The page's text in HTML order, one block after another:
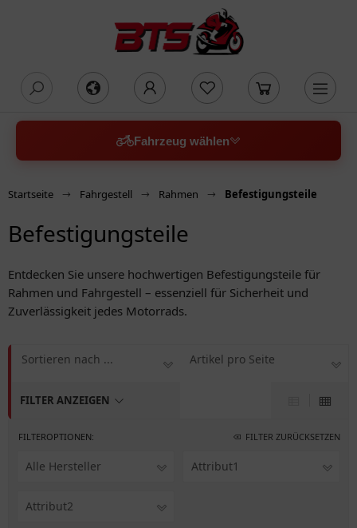
Fahrzeug wählen
Startseite Fahrgestell Rahmen Befestigungsteile
Befestigungsteile
Entdecken Sie unsere hochwertigen Befestigungsteile für
Rahmen und Fahrgestell – essenziell für Sicherheit und
Zuverlässigkeit jedes Motorrads.
FILTER ANZEIGEN
Sortieren nach ... Artikel pro Seite
FILTEROPTIONEN: FILTER ZURÜCKSETZEN
Alle Hersteller Attribut1
Attribut2